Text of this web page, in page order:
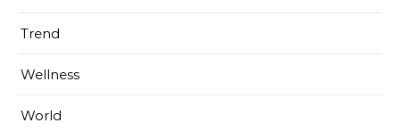
Trend
Wellness
World